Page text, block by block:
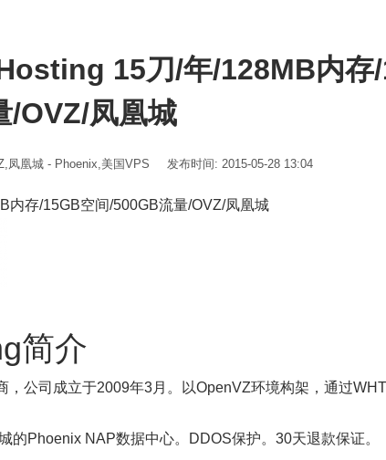
15刀/年/128MB内存
/OVZ/凤凰城
,凤凰城 - Phoenix,美国VPS 发布时间: 2015-05-28 13:04
内存/15GB空间/500GB流量/OVZ/凤凰城
简介
公司成立于2009年3月。以OpenVZ环境构架，通过
的Phoenix NAP数据中心。DDOS保护。30天退款保证。